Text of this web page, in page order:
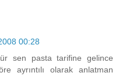
00:28
sen pasta tarifine gelince
ayrıntılı olarak anlatman